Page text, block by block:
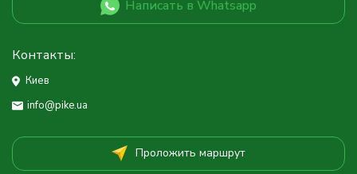
Написать в Whatsapp
Контакты:
Киев
info@pike.ua
Проложить маршрут